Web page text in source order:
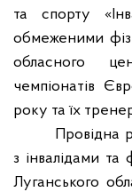
та спорту
обмеженими
обласного
чемпіонатів
року та їх
Провідна
з інвалідами та
Луганського